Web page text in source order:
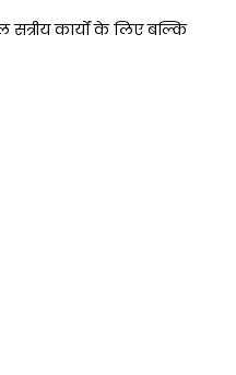
सत्रीय कार्यों के लिए बल्कि